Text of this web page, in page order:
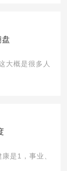
是1，事业、家